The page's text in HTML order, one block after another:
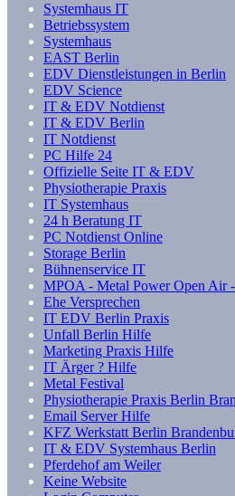
Systemhaus IT
Betriebssystem
Systemhaus
EAST Berlin
EDV Dienstleistungen in Berlin
EDV Science
IT & EDV Notdienst
IT & EDV Berlin
IT Notdienst
PC Hilfe 24
Offizielle Seite IT & EDV
Physiotherapie Praxis
IT Systemhaus
24 h Beratung IT
PC Notdienst Online
Storage Berlin
Bühnenservice IT
MPOA - Metal Power Open Air
Ehe Versprechen
IT EDV Berlin Praxis
Unfall Berlin Hilfe
Marketing Praxis Hilfe
IT Ärger ? Hilfe
Metal Festival
Physiotherapie Praxis Berlin
Email Server Hilfe
KFZ Werkstatt Berlin
IT & EDV Systemhaus Berlin
Pferdehof am Weiler
Keine Website